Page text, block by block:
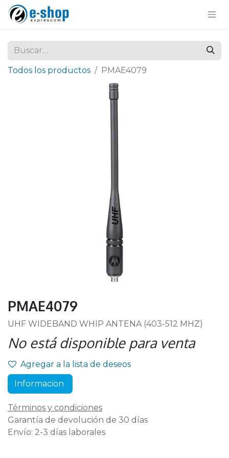
Todos los productos PMAE4079
PMAE4079
UHF WIDEBAND WHIP ANTENA (403-512 MHZ)
No está disponible para venta
Agregar a la lista de deseos
Informacion
Términos y condiciones
Garantía de devolución de 30 días
Envío: 2-3 días laborales